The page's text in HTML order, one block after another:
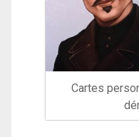
Cartes